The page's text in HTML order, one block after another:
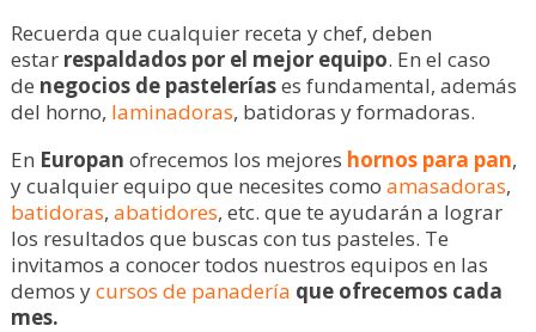
Recuerda que cualquier receta y chef, deben
estar respaldados por el mejor equipo. En el caso
de negocios de pasteleríases fundamental, además
del horno, laminadoras, batidoras y formadoras.
En Europan ofrecemos los mejores hornos para pan,
y cualquier equipo que necesites como amasadoras,
batidoras, abatidores, etc. que te ayudarán a lograr
los resultados que buscas con tus pasteles. Te
invitamos a conocer todos nuestros equipos en las
demos ycursos de panadería que ofrecemos cada
mes.